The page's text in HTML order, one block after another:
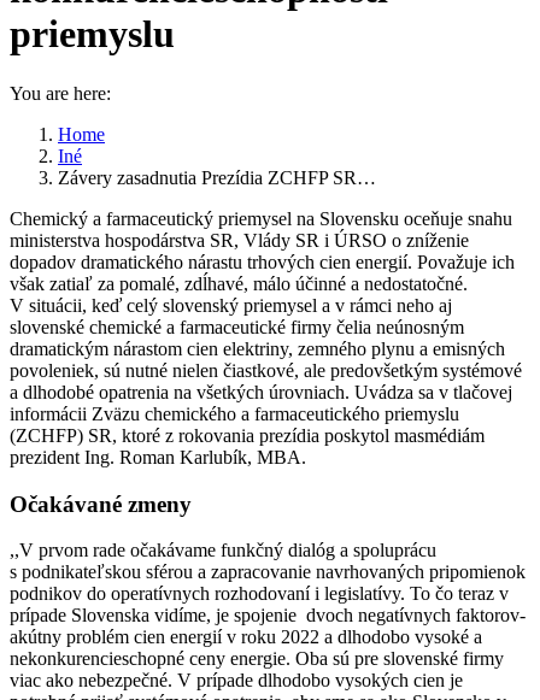
priemyslu
You are here:
Home
Iné
Závery zasadnutia Prezídia ZCHFP SR…
Chemický a farmaceutický priemysel na Slovensku oceňuje snahu
ministerstva hospodárstva SR, Vlády SR i ÚRSO o zníženie
dopadov dramatického nárastu trhových cien energií. Považuje ich
však zatiaľ za pomalé, zdĺhavé, málo účinné a nedostatočné.
V situácii, keď celý slovenský priemysel a v rámci neho aj
slovenské chemické a farmaceutické firmy čelia neúnosným
dramatickým nárastom cien elektriny, zemného plynu a emisných
povoleniek, sú nutné nielen čiastkové, ale predovšetkým systémové
a dlhodobé opatrenia na všetkých úrovniach. Uvádza sa v tlačovej
informácii Zväzu chemického a farmaceutického priemyslu
(ZCHFP) SR, ktoré z rokovania prezídia poskytol masmédiám
prezident Ing. Roman Karlubík, MBA.
Očakávané zmeny
,,V prvom rade očakávame funkčný dialóg a spoluprácu
s podnikateľskou sférou a zapracovanie navrhovaných pripomienok
podnikov do operatívnych rozhodovaní i legislatívy. To čo teraz v
prípade Slovenska vidíme, je spojenie dvoch negatívnych faktorov-
akútny problém cien energií v roku 2022 a dlhodobo vysoké a
nekonkurencieschopné ceny energie. Oba sú pre slovenské firmy
viac ako nebezpečné. V prípade dlhodobo vysokých cien je